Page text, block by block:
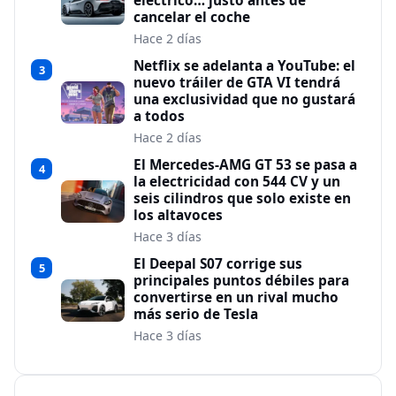
cancelar el coche
Hace 2 días
3
Netflix se adelanta a YouTube: el
nuevo tráiler de GTA VI tendrá
una exclusividad que no gustará
a todos
Hace 2 días
4
El Mercedes-AMG GT 53 se pasa a
la electricidad con 544 CV y un
seis cilindros que solo existe en
los altavoces
Hace 3 días
5
El Deepal S07 corrige sus
principales puntos débiles para
convertirse en un rival mucho
más serio de Tesla
Hace 3 días